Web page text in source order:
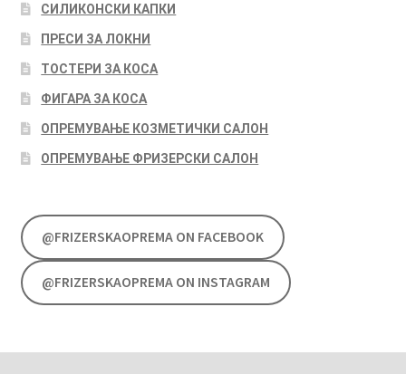
СИЛИКОНСКИ КАПКИ
ПРЕСИ ЗА ЛОКНИ
ТОСТЕРИ ЗА КОСА
ФИГАРА ЗА КОСА
ОПРЕМУВАЊЕ КОЗМЕТИЧКИ САЛОН
ОПРЕМУВАЊЕ ФРИЗЕРСКИ САЛОН
@FRIZERSKAOPREMA ON FACEBOOK
@FRIZERSKAOPREMA ON INSTAGRAM